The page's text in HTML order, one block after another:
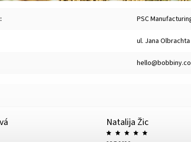
: PSC
ul. Jana
Natalija Žic